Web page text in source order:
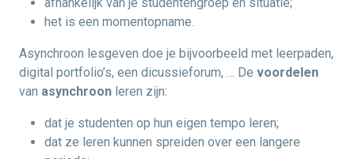
het is een momentopname.
Asynchroon lesgeven doe je bijvoorbeeld met leerpaden,
digital portfolio’s, een dicussieforum, … De voordelen
van asynchroon leren zijn:
dat je studenten op hun eigen tempo leren;
dat ze leren kunnen spreiden over een langere